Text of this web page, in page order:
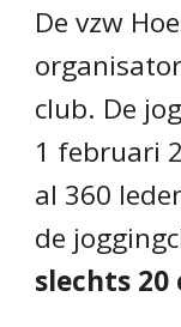
De vzw
club. De
1 februari
al 360
de
slechts 20